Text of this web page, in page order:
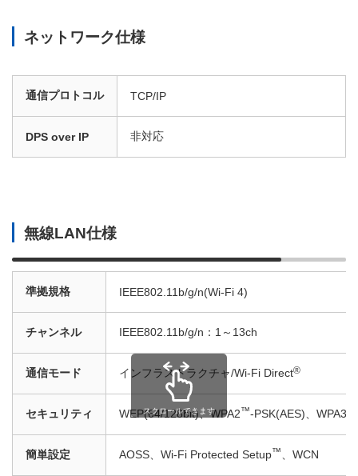
ネットワーク仕様
通信プロトコル TCP/IP
DPS over IP 非対応
無線LAN仕様
準拠規格 IEEE802.11b/g/n(Wi-Fi 4)
チャンネル IEEE802.11b/g/n：1～13ch
通信モード インフラストラクチャ/Wi-Fi Direct®
セキュリティ WEP(64/128bit)、WPA2™-PSK(AES)、WPA3
簡単設定 AOSS、Wi-Fi Protected Setup™ 、WCN
スクロールできます